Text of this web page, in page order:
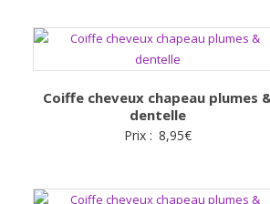
Coiffe cheveux chapeau plumes
dentelle
Prix : 8,95€